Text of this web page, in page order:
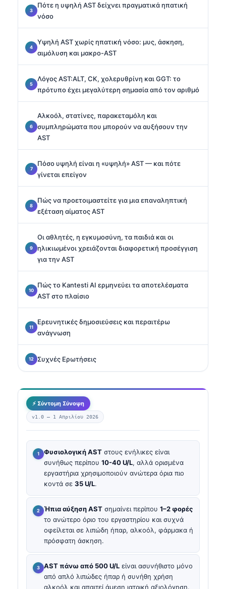
Πότε η υψηλή AST δείχνει πραγματικά ηπατική
νόσο
Υψηλή AST χωρίς ηπατική νόσο: μυς, άσκηση,
αιμόλυση και μακρο-AST
Λόγος AST:ALT, CK, χολερυθρίνη και GGT: το
πρότυπο έχει μεγαλύτερη σημασία από τον αριθμό
Αλκοόλ, στατίνες, παρακεταμόλη και
συμπληρώματα που μπορούν να αυξήσουν την
AST
Πόσο υψηλή είναι η «υψηλή» AST — και πότε
γίνεται επείγον
Πώς να προετοιμαστείτε για μια επαναληπτική
εξέταση αίματος AST
Οι αθλητές, η εγκυμοσύνη, τα παιδιά και οι
ηλικιωμένοι χρειάζονται διαφορετική προσέγγιση
για την AST
Πώς το Kantesti AI ερμηνεύει τα αποτελέσματα
AST στο πλαίσιο
Ερευνητικές δημοσιεύσεις και περαιτέρω
ανάγνωση
Συχνές Ερωτήσεις
⚡ Σύντομη Σύνοψη
v1.0 — 1 Απριλίου 2026
Φυσιολογική AST στους ενήλικες είναι
συνήθως περίπου 10-40 U/L, αλλά ορισμένα
εργαστήρια χρησιμοποιούν ανώτερα όρια πιο
κοντά σε 35 U/L.
Ήπια αύξηση AST σημαίνει περίπου 1–2 φορές
το ανώτερο όριο του εργαστηρίου και συχνά
οφείλεται σε λιπώδη ήπαρ, αλκοόλ, φάρμακα ή
πρόσφατη άσκηση.
AST πάνω από 500 U/L είναι ασυνήθιστο μόνο
από απλό λιπώδες ήπαρ ή συνήθη χρήση
αλκοόλ και απαιτεί άμεση ιατρική αξιολόγηση.